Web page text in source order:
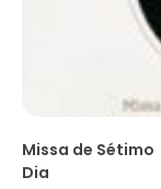
Missa de Sétimo
Dia